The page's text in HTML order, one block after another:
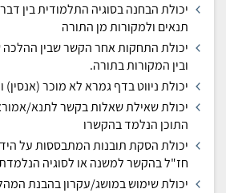
יכולת הבחנה בסוגיה התלמודית בין
תנאים ולמקורות מן התורה
יכולת התחקות אחר הקשר שבין
ובין המקורות בתורה.
יכולת ניווט בדף גמרא לא מוכר
יכולת שאילת שאלות בקשר לתנא/
התוכן הנלמד בהקשרו
יכולת הסקת תובנות המתבססות על
חז"ל בהקשר למשנה או לסוגיה
יכולת שימוש במושג/עקרון בהבנת